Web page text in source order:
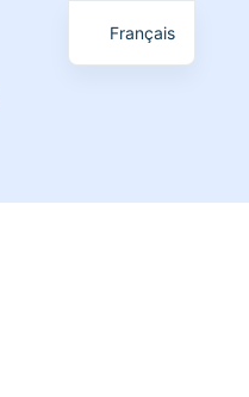
Français